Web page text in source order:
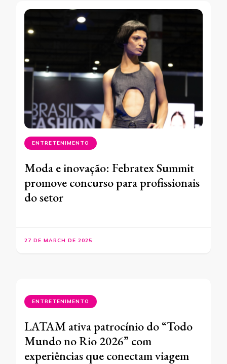
ENTRETENIMENTO
Moda e inovação: Febratex Summit
promove concurso para profissionais
do setor
27 DE MARCH DE 2025
ENTRETENIMENTO
LATAM ativa patrocínio do “Todo
Mundo no Rio 2026” com
experiências que conectam viagem